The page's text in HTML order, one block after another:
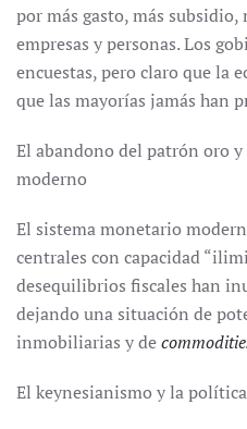
por más gasto, más subsidio,
empresas y personas. Los
encuestas, pero claro que la
que las mayorías jamás han
El abandono del patrón oro
moderno
El sistema monetario
centrales con capacidad
desequilibrios fiscales han
dejando una situación de
inmobiliarias y de
El keynesianismo y la